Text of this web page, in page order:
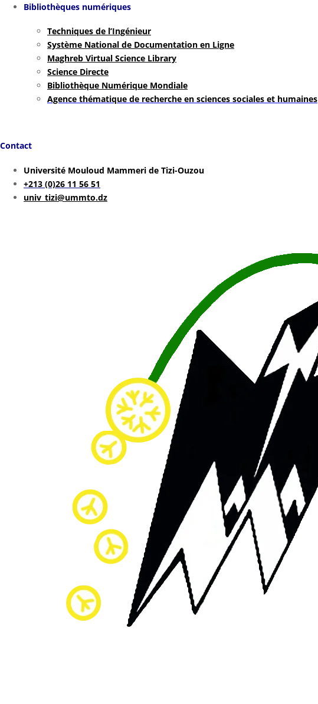
Bibliothèques numériques
Techniques de l’Ingénieur
Système National de Documentation en Ligne
Maghreb Virtual Science Library
Science Directe
Bibliothèque Numérique Mondiale
Agence thématique de recherche en sciences sociales et humaines
Contact
Université Mouloud Mammeri de Tizi-Ouzou
+213 (0)26 11 56 51
univ_tizi@ummto.dz